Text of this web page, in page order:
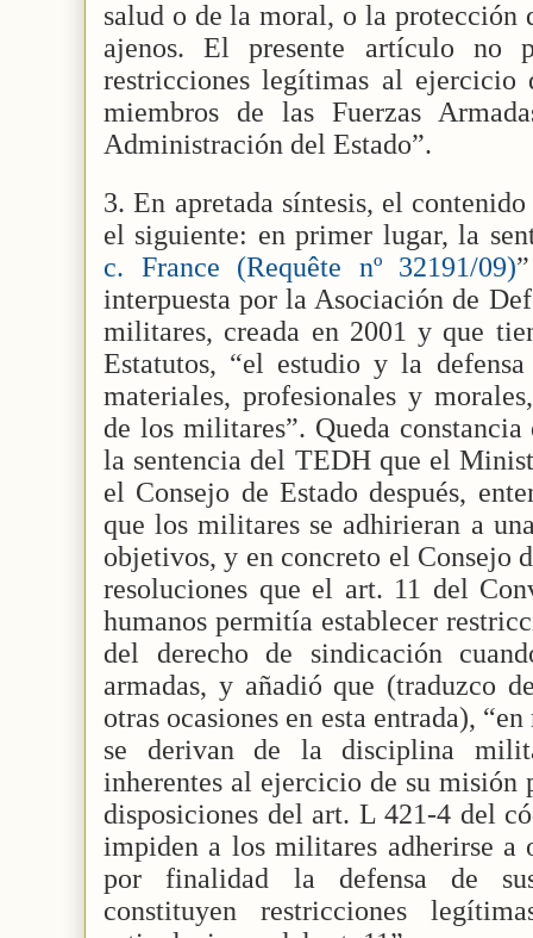
salud o de la moral, o la protección
ajenos. El presente artículo no
restricciones legítimas al ejercicio
miembros de las Fuerzas
Administración del Estado”.
3. En apretada síntesis, el
el siguiente: en primer lugar, la
c. France (Requête nº 32191/09)
interpuesta por la Asociación de
militares, creada en 2001 y que
Estatutos, “el estudio y la
materiales, profesionales y
de los militares”. Queda
la sentencia del TEDH que el
el Consejo de Estado después,
que los militares se adhirieran a
objetivos, y en concreto el Consejo
resoluciones que el art. 11 del
humanos permitía establecer
del derecho de sindicación
armadas, y añadió que (traduzco
otras ocasiones en esta entrada),
se derivan de la disciplina
inherentes al ejercicio de su misión
disposiciones del art. L 421-4 del
impiden a los militares adherirse a
por finalidad la defensa de sus
constituyen restricciones